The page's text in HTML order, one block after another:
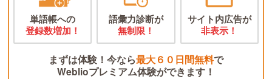
単語帳への
登録数増加！
語彙力診断が
無制限！
サイト内広告が
非表示！
まずは体験！今なら最大６０日間無料で
Weblioプレミアム体験ができます！